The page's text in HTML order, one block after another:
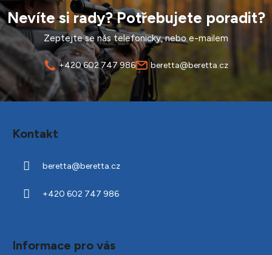
Nevíte si rady? Potřebujete poradit?
Zeptejte se nás telefonicky, nebo e-mailem
+420 602 747 986 beretta@beretta.cz
Kontakt
beretta@beretta.cz
+420 602 747 986
Informace pro vás